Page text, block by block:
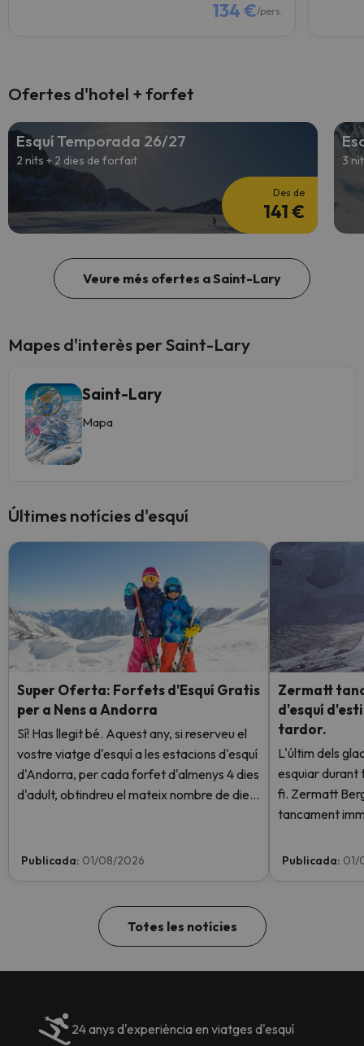
134 €/pers.
Ofertes d'hotel + forfet
Esquí Temporada 26/27
2 nits + 2 dies de forfait
Des de
141 €
3
Veure més ofertes a Saint-Lary
Mapes d'interès per Saint-Lary
Saint-Lary
Mapa
Últimes notícies d'esquí
Super Oferta: Forfets d'Esquí Gratis
per a Nens a Andorra
Sí! Has llegit bé. Aquest any, si reserveu el
vostre viatge d'esquí a les estacions d'esquí
d'Andorra, per cada forfet d'almenys 4 dies
d'adult, obtindreu el mateix nombre de dies
Publicada: 01/08/2026
Zermatt
d'esquí
tardor.
L'últim dels
esquiar durant
fi. Zermatt
tancament
altes
Publicada: 01/
Totes les notícies
24 anys d'experiència en viatges d'esquí